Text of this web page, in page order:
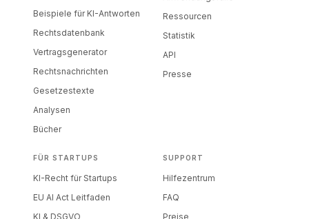
Beispiele für KI-Antworten
Rechtsdatenbank
Vertragsgenerator
Rechtsnachrichten
Gesetzestexte
Analysen
Bücher
Ressourcen
Statistik
API
Presse
FÜR STARTUPS
KI-Recht für Startups
EU AI Act Leitfaden
KI & DSGVO
SUPPORT
Hilfezentrum
FAQ
Preise